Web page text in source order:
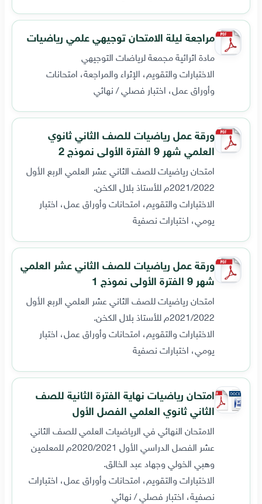
مراجعة ليلة الامتحان توجيهي علمي رياضيات
مادة اثرائية مجمعة لرياضات التوجيهي
الاختبارات والتقويم، الإثراء والمراجعة، امتحانات
وأوراق عمل، اختبار فصلي / نهائي
ورقة عمل رياضيات للصف الثاني ثانوي
العلمي شهر 9 الفترة الأولى نموذج 2
امتحان رياضيات للصف الثاني عشر العلمي الربع الأول
2021/2022م للأستاذ بلال الكخن.
الاختبارات والتقويم، امتحانات وأوراق عمل، اختبار
يومي، اختبارات نصفية
ورقة عمل رياضيات للصف الثاني عشر العلمي
شهر 9 الفترة الأولى نموذج 1
امتحان رياضيات للصف الثاني عشر العلمي الربع الأول
2021/2022م للأستاذ بلال الكخن.
الاختبارات والتقويم، امتحانات وأوراق عمل، اختبار
يومي، اختبارات نصفية
امتحان رياضيات نهاية الفترة الثانية للصف
الثاني ثانوي العلمي الفصل الأول
الامتحان النهائي في الرياضيات العلمي للصف الثاني
عشر الفصل الدراسي الأول 2020/2021م للمعلمين
وهبي الخولي وجهاد عبد الخالق.
الاختبارات والتقويم، امتحانات وأوراق عمل، اختبارات
نصفية، اختبار فصلي / نهائي